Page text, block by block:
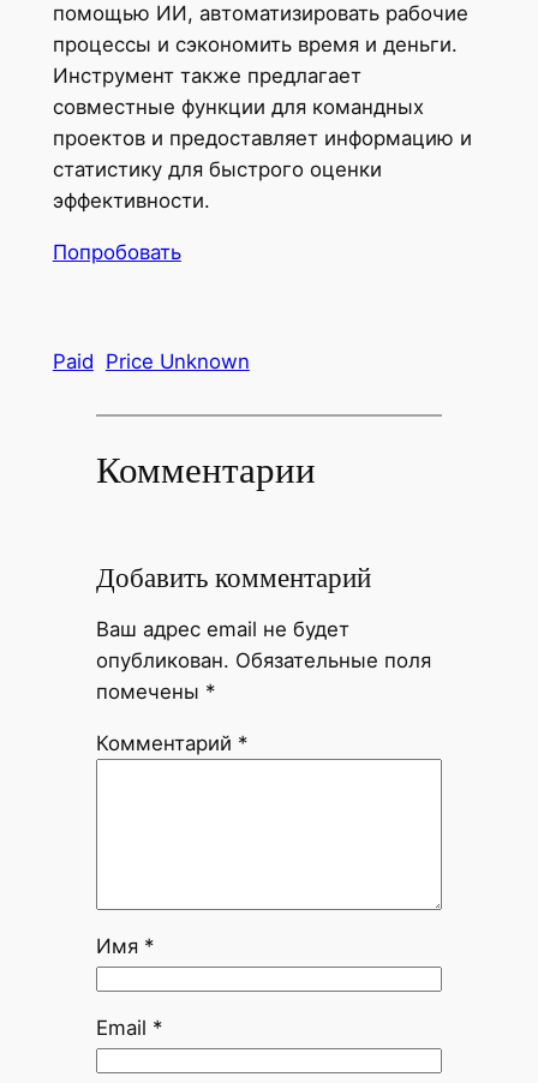
помощью ИИ, автоматизировать рабочие
процессы и сэкономить время и деньги.
Инструмент также предлагает
совместные функции для командных
проектов и предоставляет информацию и
статистику для быстрого оценки
эффективности.
Попробовать
Paid Price Unknown
Комментарии
Добавить комментарий
Ваш адрес email не будет
опубликован. Обязательные поля
помечены *
Комментарий *
Имя *
Email *